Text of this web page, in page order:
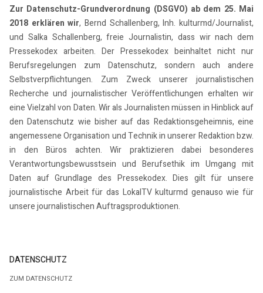
Zur Datenschutz-Grundverordnung (DSGVO) ab dem 25. Mai
2018 erklären wir, Bernd Schallenberg, Inh. kulturmd/Journalist,
und Salka Schallenberg, freie Journalistin, dass wir nach dem
Pressekodex arbeiten. Der Pressekodex beinhaltet nicht nur
Berufsregelungen zum Datenschutz, sondern auch andere
Selbstverpflichtungen. Zum Zweck unserer journalistischen
Recherche und journalistischer Veröffentlichungen erhalten wir
eine Vielzahl von Daten. Wir als Journalisten müssen in Hinblick auf
den Datenschutz wie bisher auf das Redaktionsgeheimnis, eine
angemessene Organisation und Technik in unserer Redaktion bzw.
in den Büros achten. Wir praktizieren dabei besonderes
Verantwortungsbewusstsein und Berufsethik im Umgang mit
Daten auf Grundlage des Pressekodex. Dies gilt für unsere
journalistische Arbeit für das LokalTV kulturmd genauso wie für
unsere journalistischen Auftragsproduktionen.
DATENSCHUTZ
ZUM DATENSCHUTZ